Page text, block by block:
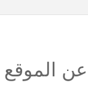
عن الموقع